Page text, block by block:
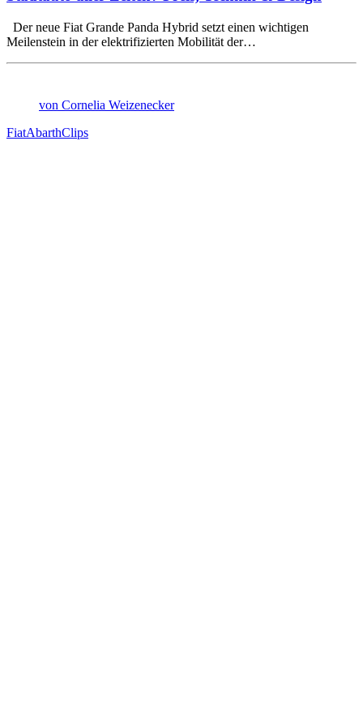
Der neue Fiat Grande Panda Hybrid setzt einen wichtigen
Meilenstein in der elektrifizierten Mobilität der…
von Cornelia Weizenecker
FiatAbarthClips